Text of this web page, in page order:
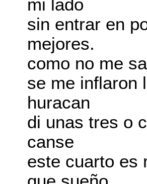
mi lado
sin entrar en
mejores.
como no me
se me inflaron
huracan
di unas tres o
canse
este cuarto es